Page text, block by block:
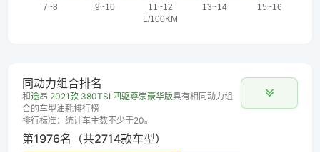
同动力组合排名
和途昂 2021款 380TSI 四驱尊崇豪华版具有相同动力组
合的车型油耗排行榜
排行标准：统计车主数不少于20。
第1976名（共2714款车型）